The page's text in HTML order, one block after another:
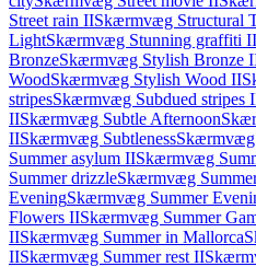
Street rain IISkærmvæg Structural
LightSkærmvæg Stunning graffiti II
BronzeSkærmvæg Stylish Bronze
WoodSkærmvæg Stylish Wood II
stripesSkærmvæg Subdued stripes
IISkærmvæg Subtle Afternoon
IISkærmvæg SubtlenessSkærmvæg
Summer asylum IISkærmvæg
Summer drizzleSkærmvæg
EveningSkærmvæg Summer
Flowers IISkærmvæg Summer
IISkærmvæg Summer in Mallorca
IISkærmvæg Summer rest II